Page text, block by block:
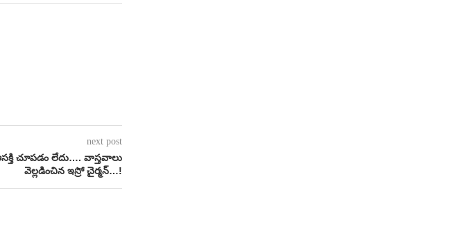
next post
చూపడం లేదు…. వాస్తవాలు
వెల్లడించిన ఇస్రో చైర్మన్…!